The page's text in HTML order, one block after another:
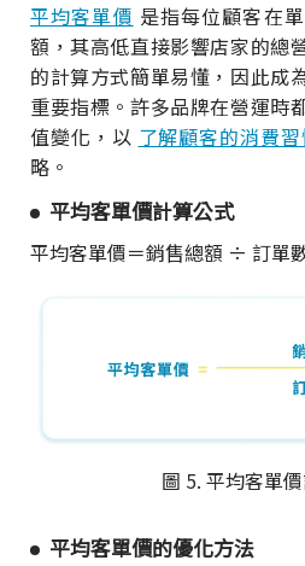
平均客單價 是指每位顧客在
額，其高低直接影響店家的總
的計算方式簡單易懂，因此成
重要指標。許多品牌在營運時
值變化，以 了解顧客的消費
略。
平均客單價計算公式
平均客單價＝銷售總額 ÷ 訂單
圖 5. 平均客單
平均客單價的優化方法